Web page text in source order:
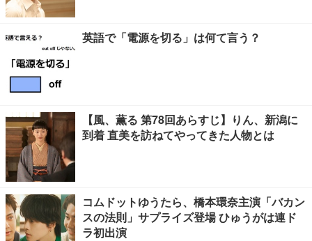
英語で「電源を切る」は何て言う？
【風、薫る 第78回あらすじ】りん、新潟に
到着 直美を訪ねてやってきた人物とは
コムドットゆうたら、橋本環奈主演「バカン
スの法則」サプライズ登場 ひゅうがは連ド
ラ初出演